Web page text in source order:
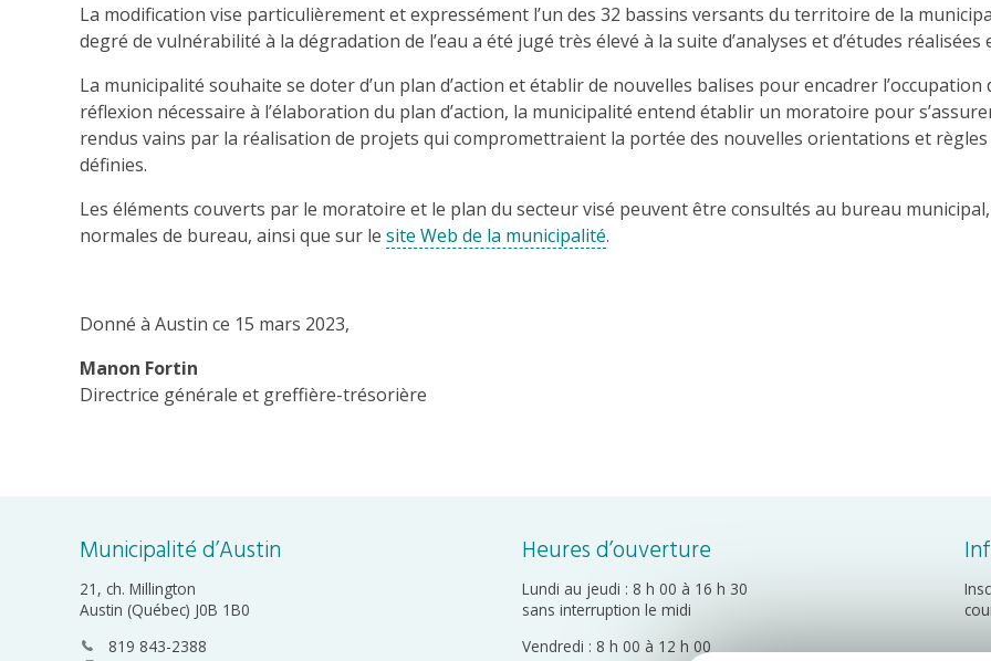
La modification vise particulièrement et expressément l’un des 32 bassins versants du territoire de la
degré de vulnérabilité à la dégradation de l’eau a été jugé très élevé à la suite d’analyses et d’études réalisées
La municipalité souhaite se doter d’un plan d’action et établir de nouvelles balises pour encadrer
réflexion nécessaire à l’élaboration du plan d’action, la municipalité entend établir un moratoire pour
rendus vains par la réalisation de projets qui compromettraient la portée des nouvelles orientations et règles
définies.
Les éléments couverts par le moratoire et le plan du secteur visé peuvent être consultés au bureau
normales de bureau, ainsi que sur le site Web de la municipalité.
Donné à Austin ce 15 mars 2023,
Manon Fortin
Directrice générale et greffière-trésorière
Municipalité d’Austin
21, ch. Millington
Austin (Québec) J0B 1B0
819 843-2388
Heures d’ouverture
Lundi au jeudi : 8 h 00 à 16 h 30
sans interruption le midi
Vendredi : 8 h 00 à 12 h 00